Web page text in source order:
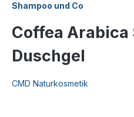
Shampoo und Co
Coffea Arabica
Duschgel
CMD Naturkosmetik